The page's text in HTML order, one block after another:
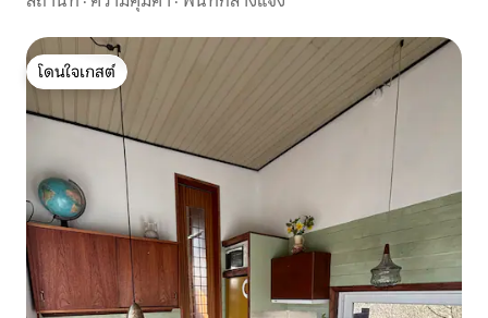
โดนใจเกสต์
โดนใจเกสต์